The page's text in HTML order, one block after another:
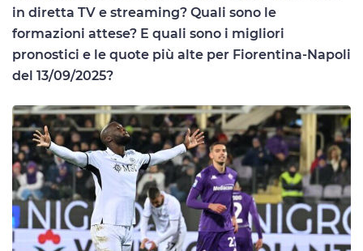
in diretta TV e streaming? Quali sono le
formazioni attese? E quali sono i migliori
pronostici e le quote più alte per Fiorentina-Napoli
del 13/09/2025?